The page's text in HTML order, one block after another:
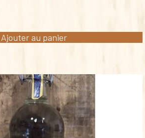
Ajouter au panier